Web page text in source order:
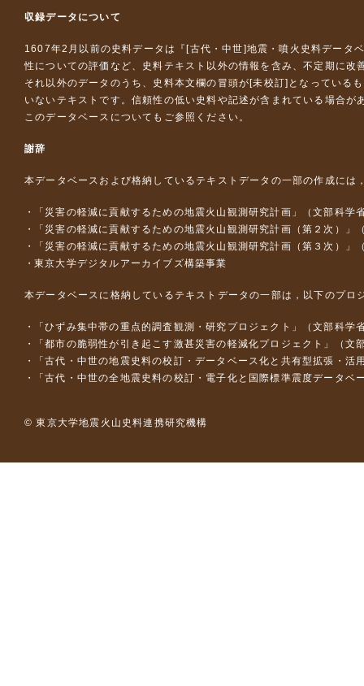
収録データについて
1607年2月以前の史料データは『 [古代・中世]地震・噴火史料データ
性についての評価など、史料テキスト以外の情報を含み、不定期に改
それ以外のデータのうち、史料本文欄の冒頭が[未校訂]となっている
いないテキストです。信頼性の低い史料や記述が含まれている場合が
このデータベースについて もご参照ください。
謝辞
本データベースおよび格納しているテキストデータの一部の作成には
「災害の軽減に貢献するための地震火山観測研究計画」（文部科学
「災害の軽減に貢献するための地震火山観測研究計画（第２次）」
「災害の軽減に貢献するための地震火山観測研究計画（第３次）」
東京大学デジタルアーカイブズ構築事業
本データベースに格納しているテキストデータの一部は，以下のプロ
「ひずみ集中帯の重点的調査観測・研究プロジェクト」（文部科
「都市の脆弱性が引き起こす激甚災害の軽減化プロジェクト」（
「古代・中世の地震史料の校訂・データベース化と共有型拡張・
「古代・中世の全地震史料の校訂・電子化と国際標準震度データ
© 東京大学地震火山史料連携研究機構